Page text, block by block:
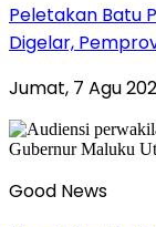
Peletakan Batu
Digelar,
Jumat, 7 Agu
Good News